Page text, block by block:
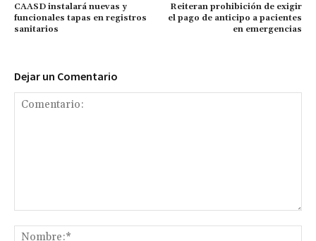
CAASD instalará nuevas y
funcionales tapas en registros
sanitarios
Reiteran prohibición de exigir
el pago de anticipo a pacientes
en emergencias
Dejar un Comentario